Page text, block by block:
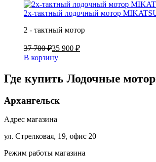
2х-тактный лодочный мотор
2 - тактный мотор
37 700 ₽35 900 ₽
В корзину
Где купить Лодочные
Архангельск
Адрес магазина
ул. Стрелковая, 19, офис 20
Режим работы магазина